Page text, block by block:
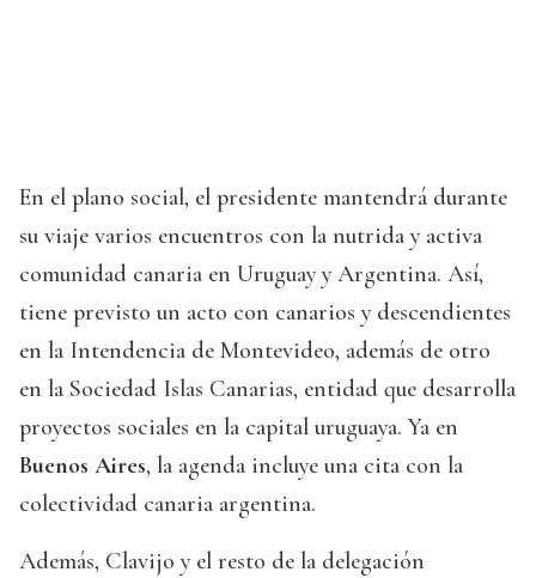
En el plano social, el presidente mantendrá durante
su viaje varios encuentros con la nutrida y activa
comunidad canaria en Uruguay y Argentina. Así,
tiene previsto un acto con canarios y descendientes
en la Intendencia de Montevideo, además de otro
en la Sociedad Islas Canarias, entidad que desarrolla
proyectos sociales en la capital uruguaya. Ya en
Buenos Aires, la agenda incluye una cita con la
colectividad canaria argentina.
Además, Clavijo y el resto de la delegación